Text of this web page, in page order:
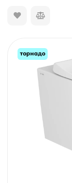
торнадо